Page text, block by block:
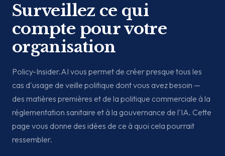
Surveillez ce qui
compte pour votre
organisation
Policy-Insider.AI vous permet de créer presque tous les
cas d'usage de veille politique dont vous avez besoin —
des matières premières et de la politique commerciale à la
réglementation sanitaire et à la gouvernance de l'IA. Cette
page vous donne des idées de ce à quoi cela pourrait
ressembler.